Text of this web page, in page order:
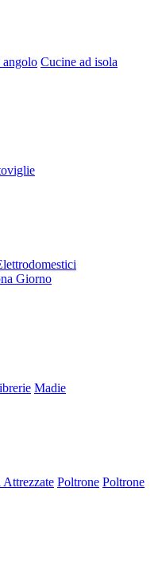
angolo Cucine ad isola
Giorno
Madie
Attrezzate Poltrone Poltrone